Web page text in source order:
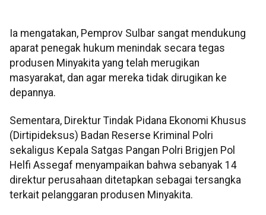
Ia mengatakan, Pemprov Sulbar sangat mendukung
aparat penegak hukum menindak secara tegas
produsen Minyakita yang telah merugikan
masyarakat, dan agar mereka tidak dirugikan ke
depannya.
Sementara, Direktur Tindak Pidana Ekonomi Khusus
(Dirtipideksus) Badan Reserse Kriminal Polri
sekaligus Kepala Satgas Pangan Polri Brigjen Pol
Helfi Assegaf menyampaikan bahwa sebanyak 14
direktur perusahaan ditetapkan sebagai tersangka
terkait pelanggaran produsen Minyakita.